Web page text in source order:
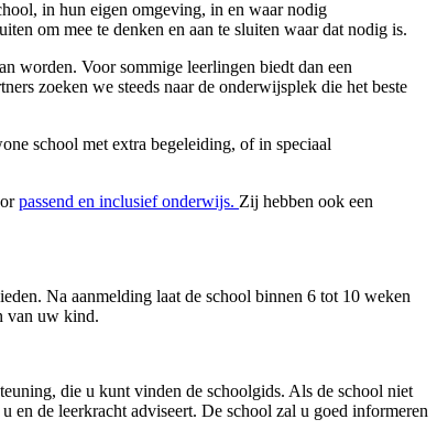
in hun eigen omgeving, in en waar nodig
om mee te denken en aan te sluiten waar dat nodig is.
worden. Voor sommige leerlingen biedt dan een
zoeken we steeds naar de onderwijsplek die het beste
school met extra begeleiding, of in speciaal
passend en inclusief onderwijs. Zij hebben ook een
Na aanmelding laat de school binnen 6 tot 10 weken
van uw kind.
die u kunt vinden de schoolgids. Als de school niet
en de leerkracht adviseert. De school zal u goed informeren